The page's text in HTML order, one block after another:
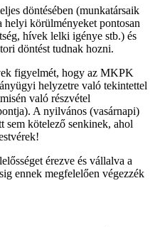
döntésében (munkatársaik
helyi körülményeket pontosan
hívek lelki igénye stb.) és
döntést tudnak hozni.
figyelmét, hogy az MKPK
helyzetre való tekintettel
való részvétel
A nyilvános (vasárnapi)
sem kötelező senkinek, ahol
érezve és vállalva a
ennek megfelelően végezzék